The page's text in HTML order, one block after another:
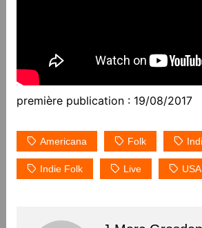
première publication : 19/08/2017
Americana Folk
Indie Folk Live USA